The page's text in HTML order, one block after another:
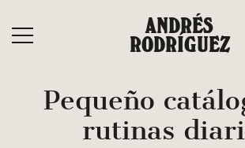
contenido
ANDRÉS
RODRÍGUEZ
Pequeño
rutinas